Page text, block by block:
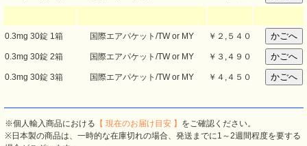
0.3mg 30錠 1箱 国際エアパケット/TW or MY ￥ ２,５４０
0.3mg 30錠 2箱 国際エアパケット/TW or MY ￥ ３,４９０
0.3mg 30錠 3箱 国際エアパケット/TW or MY ￥ ４,４５０
※個人輸入商品における 【 現在のお届け目安 】 をご確認ください。
※日本製の商品は、一時的な在庫切れの場合、発送までに1～2週間程度を要する